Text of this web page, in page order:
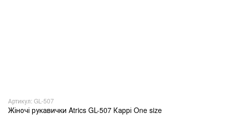
Артикул: GL-507
Жіночі рукавички Atrics GL-507 Каррі One size